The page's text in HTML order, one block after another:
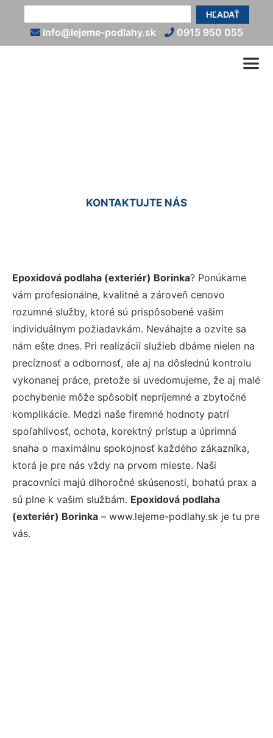
HĽADAŤ
info@lejeme-podlahy.sk 0915 950 055
KONTAKTUJTE NÁS
Epoxidová podlaha (exteriér) Borinka? Ponúkame
vám profesionálne, kvalitné a zároveň cenovo
rozumné služby, ktoré sú prispôsobené vašim
individuálnym požiadavkám. Neváhajte a ozvite sa
nám ešte dnes. Pri realizácií služieb dbáme nielen na
precíznosť a odbornosť, ale aj na dôslednú kontrolu
vykonanej práce, pretože si uvedomujeme, že aj malé
pochybenie môže spôsobiť nepríjemné a zbytočné
komplikácie. Medzi naše firemné hodnoty patrí
spoľahlivosť, ochota, korektný prístup a úprimná
snaha o maximálnu spokojnosť každého zákazníka,
ktorá je pre nás vždy na prvom mieste. Naši
pracovníci majú dlhoročné skúsenosti, bohatú prax a
sú plne k vašim službám. Epoxidová podlaha
(exteriér) Borinka – www.lejeme-podlahy.sk je tu pre
vás.